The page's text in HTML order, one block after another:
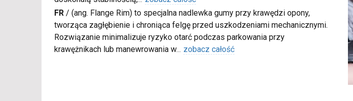
FR / (ang. Flange Rim) to specjalna nadlewka gumy przy krawędzi opony,
tworząca zagłębienie i chroniąca felgę przed uszkodzeniami mechanicznymi.
Rozwiązanie minimalizuje ryzyko otarć podczas parkowania przy
krawężnikach lub manewrowania w... zobacz całość